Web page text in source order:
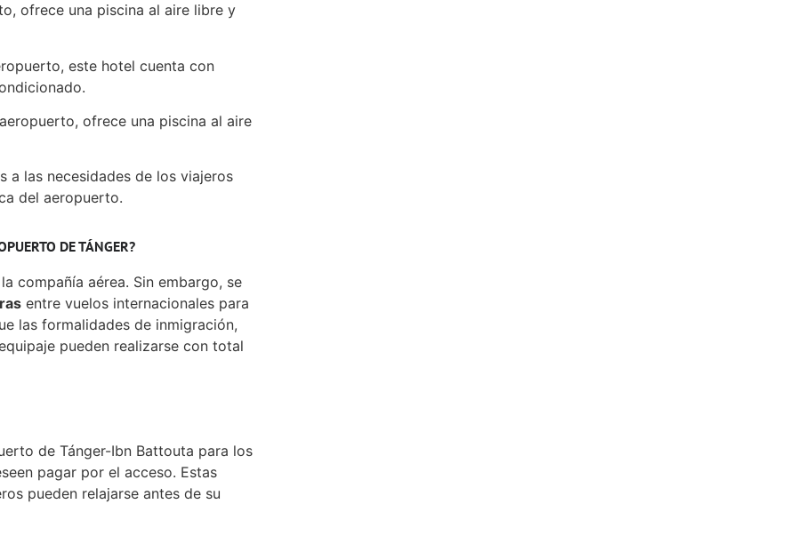
ofrece una piscina al aire libre y
este hotel cuenta con
ofrece una piscina al aire
a las necesidades de los viajeros
del aeropuerto.
DE TÁNGER?
compañía aérea. Sin embargo, se
entre vuelos internacionales para
las formalidades de inmigración,
pueden realizarse con total
de Tánger-Ibn Battouta para los
pagar por el acceso. Estas
pueden relajarse antes de su